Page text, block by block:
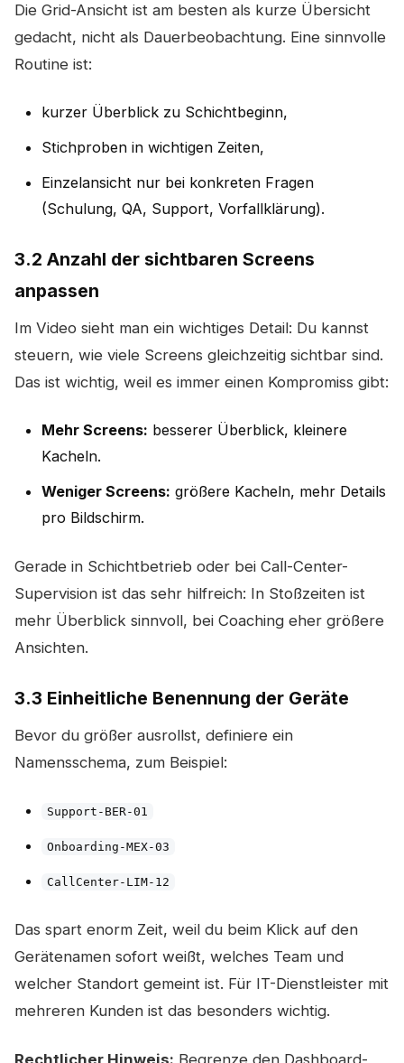
Die Grid-Ansicht ist am besten als kurze Übersicht
gedacht, nicht als Dauerbeobachtung. Eine sinnvolle
Routine ist:
kurzer Überblick zu Schichtbeginn,
Stichproben in wichtigen Zeiten,
Einzelansicht nur bei konkreten Fragen
(Schulung, QA, Support, Vorfallklärung).
3.2 Anzahl der sichtbaren Screens
anpassen
Im Video sieht man ein wichtiges Detail: Du kannst
steuern, wie viele Screens gleichzeitig sichtbar sind.
Das ist wichtig, weil es immer einen Kompromiss gibt:
Mehr Screens: besserer Überblick, kleinere
Kacheln.
Weniger Screens: größere Kacheln, mehr Details
pro Bildschirm.
Gerade in Schichtbetrieb oder bei Call-Center-
Supervision ist das sehr hilfreich: In Stoßzeiten ist
mehr Überblick sinnvoll, bei Coaching eher größere
Ansichten.
3.3 Einheitliche Benennung der Geräte
Bevor du größer ausrollst, definiere ein
Namensschema, zum Beispiel:
Support-BER-01
Onboarding-MEX-03
CallCenter-LIM-12
Das spart enorm Zeit, weil du beim Klick auf den
Gerätenamen sofort weißt, welches Team und
welcher Standort gemeint ist. Für IT-Dienstleister mit
mehreren Kunden ist das besonders wichtig.
Rechtlicher Hinweis: Begrenze den Dashboard-